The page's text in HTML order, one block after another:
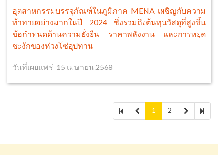
อุตสาหกรรมบรรจุภัณฑ์ในภูมิภาค MENA เผชิญกับความ
ท้าทายอย่างมากในปี 2024 ซึ่งรวมถึงต้นทุนวัสดุที่สูงขึ้น
ข้อกำหนดด้านความยั่งยืน ราคาพลังงาน และการหยุด
ชะงักของห่วงโซ่อุปทาน
วันที่เผยแพร่: 15 เมษายน 2568
1 2